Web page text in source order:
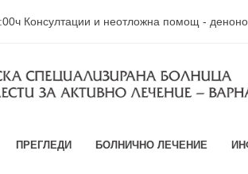
Консултации и неотложна помощ -
ПРЕГЛЕДИ БОЛНИЧНО ЛЕЧЕНИЕ